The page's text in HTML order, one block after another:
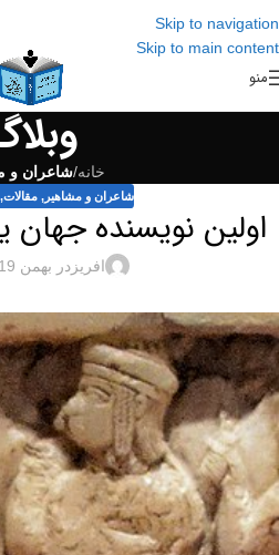
Skip to navigation
Skip to main content
منو
خانه/شاعران و
شاعران و مشاهیر , مقالات,
اولین نویسنده
افریزدر بهمن 19, 1403